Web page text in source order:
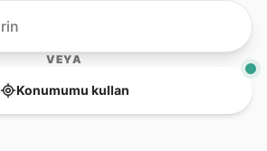
VEYA
Konumumu kullan